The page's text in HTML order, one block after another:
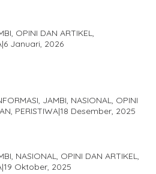
OPINI DAN ARTIKEL,
|6 Januari, 2026
JAMBI, NASIONAL, OPINI
PERISTIWA|18 Desember, 2025
NASIONAL, OPINI DAN ARTIKEL,
|19 Oktober, 2025